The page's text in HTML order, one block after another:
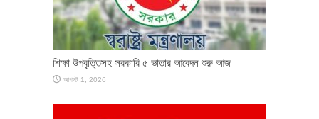
শিক্ষা উপবৃত্তিসহ সরকারি ৫ ভাতার আবেদন শুরু আজ
আগস্ট 1, 2026